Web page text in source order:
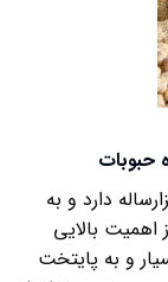
حبوبات
دارد و به
بالایی
و به پایتخت